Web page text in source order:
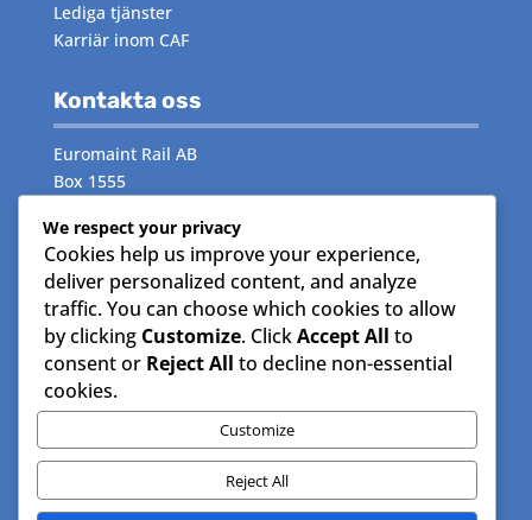
Lediga tjänster
Karriär inom CAF
Kontakta oss
Euromaint Rail AB
Box 1555
Växeln:måndag–fredag 08.00–16.00
Telefon: 08- 515 15 000
Följ oss
Facebook
LinkedIn
© EuroMaint AB – All rights reserved |
We respect your privacy
Cookies help us improve your experience,
deliver personalized content, and analyze
traffic. You can choose which cookies to allow
by clicking Customize. ClickAccept All to
consent or Reject All to decline non-essential
cookies.
Customize
Reject All